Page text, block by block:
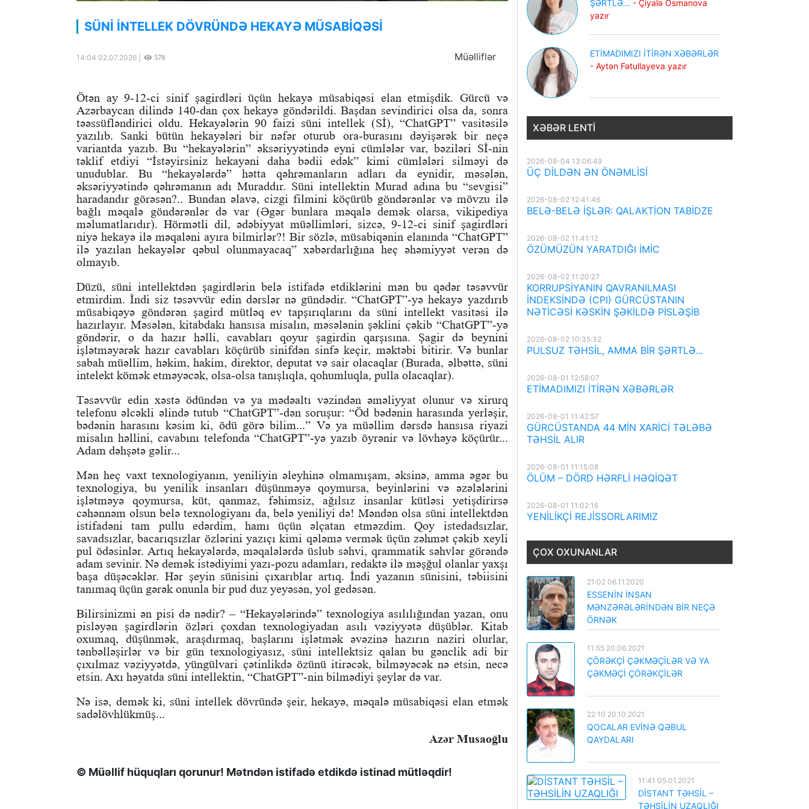
SÜNİ İNTELLEK DÖVRÜNDƏ HEKAYƏ MÜSABİQƏSİ
14:04 02.07.2026 | 579 Müəlliflər
Ötən ay 9-12-ci sinif şagirdləri üçün hekayə müsabiqəsi elan etmişdik. Gürcü və
Azərbaycan dilində 140-dan çox hekayə göndərildi. Başdan sevindirici olsa da, sonra
təəssüfləndirici oldu. Hekayələrin 90 faizi süni intellek (Sİ), “ChatGPT” vasitəsilə
yazılıb. Sanki bütün hekayələri bir nəfər oturub ora-burasını dəyişərək bir neçə
variantda yazıb. Bu “hekayələrin” əksəriyyətində eyni cümlələr var, bəziləri Sİ-nin
təklif etdiyi “İstəyirsiniz hekayəni daha bədii edək” kimi cümlələri silməyi də
unudublar. Bu “hekayələrdə” hətta qəhrəmanların adları da eynidir, məsələn,
əksəriyyətində qəhrəmanın adı Muraddır. Süni intellektin Murad adına bu “sevgisi”
haradandır görəsən?.. Bundan əlavə, cizgi filmini köçürüb göndərənlər və mövzu ilə
bağlı məqalə göndərənlər də var (Əgər bunlara məqalə demək olarsa, vikipediya
məlumatlarıdır). Hörmətli dil, ədəbiyyat müəllimləri, sizcə, 9-12-ci sinif şagirdləri
niyə hekayə ilə məqaləni ayıra bilmirlər?! Bir sözlə, müsabiqənin elanında “ChatGPT”
ilə yazılan hekayələr qəbul olunmayacaq” xəbərdarlığına heç əhəmiyyət verən də
olmayıb.
Düzü, süni intellektdən şagirdlərin belə istifadə etdiklərini mən bu qədər təsəvvür
etmirdim. İndi siz təsəvvür edin dərslər nə gündədir. “ChatGPT”-yə hekayə yazdırıb
müsabiqəyə göndərən şagird mütləq ev tapşırıqlarını da süni intellekt vasitəsi ilə
hazırlayır. Məsələn, kitabdakı hansısa misalın, məsələnin şəklini çəkib “ChatGPT”-yə
göndərir, o da hazır həlli, cavabları qoyur şagirdin qarşısına. Şagir də beynini
işlətməyərək hazır cavabları köçürüb sinifdən sinfə keçir, məktəbi bitirir. Və bunlar
sabah müəllim, həkim, hakim, direktor, deputat və sair olacaqlar (Burada, əlbəttə, süni
intelekt kömək etməyəcək, olsa-olsa tanışlıqla, qohumluqla, pulla olacaqlar).
Təsəvvür edin xəstə ödündən və ya mədəaltı vəzindən əməliyyat olunur və xirurq
telefonu əlcəkli əlində tutub “ChatGPT”-dən soruşur: “Öd bədənin harasında yerləşir,
bədənin harasını kəsim ki, ödü görə bilim...” Və ya müəllim dərsdə hansısa riyazi
misalın həllini, cavabını telefonda “ChatGPT”-yə yazıb öyrənir və lövhəyə köçürür...
Adam dəhşətə gəlir...
Mən heç vaxt texnologiyanın, yeniliyin əleyhinə olmamışam, əksinə, amma əgər bu
texnologiya, bu yenilik insanları düşünməyə qoymursa, beyinlərini və əzələlərini
işlətməyə qoymursa, küt, qanmaz, fəhimsiz, ağılsız insanlar kütləsi yetişdirirsə
cəhənnəm olsun belə texnologiyanı da, belə yeniliyi də! Məndən olsa süni intellektdən
istifadəni tam pullu edərdim, hamı üçün əlçatan etməzdim. Qoy istedadsızlar,
savadsızlar, bacarıqsızlar özlərini yazıçı kimi qələmə vermək üçün zəhmət çəkib xeyli
pul ödəsinlər. Artıq hekayələrdə, məqalələrdə üslub səhvi, qrammatik səhvlər görəndə
adam sevinir. Nə demək istədiyimi yazı-pozu adamları, redaktə ilə məşğul olanlar yaxşı
başa düşəcəklər. Hər şeyin sünisini çıxarıblar artıq. İndi yazanın sünisini, təbiisini
tanımaq üçün gərək onunla bir pud duz yeyəsən, yol gedəsən.
Bilirsinizmi ən pisi də nədir? – “Hekayələrində” texnologiya asılılığından yazan, onu
pisləyən şagirdlərin özləri çoxdan texnologiyadan asılı vəziyyətə düşüblər. Kitab
oxumaq, düşünmək, araşdırmaq, başlarını işlətmək əvəzinə hazırın naziri olurlar,
tənbəlləşirlər və bir gün texnologiyasız, süni intellektsiz qalan bu gənclik adi bir
çıxılmaz vəziyyətdə, yüngülvari çətinlikdə özünü itirəcək, bilməyəcək nə etsin, necə
etsin. Axı həyatda süni intellektin, “ChatGPT”-nin bilmədiyi şeylər də var.
Nə isə, demək ki, süni intellek dövründə şeir, hekayə, məqalə müsabiqəsi elan etmək
sadəlövhlükmüş...
Azər Musaoğlu
© Müəllif hüquqları qorunur! Mətndən istifadə etdikdə istinad mütləqdir!
ŞƏRTLƏ... - Çiyalə Osmanova
yazır
ETİMADIMIZI İTİRƏN XƏBƏRLƏR
- Aytən Fətullayeva yazır
XƏBƏR LENTI
2026-08-04 13:06:49
ÜÇ DİLDƏN ƏN ÖNƏMLİSİ
2026-08-02 12:41:46
BELƏ-BELƏ İŞLƏR: QALAKTİON TABİDZE
2026-08-02 11:41:12
ÖZÜMÜZÜN YARATDIĞI İMİC
2026-08-02 11:20:27
KORRUPSİYANIN QAVRANILMASI
İNDEKSİNDƏ (CPI) GÜRCÜSTANIN
NƏTİCƏSİ KƏSKİN ŞƏKİLDƏ PİSLƏŞİB
2026-08-02 10:35:32
PULSUZ TƏHSİL, AMMA BİR ŞƏRTLƏ...
2026-08-01 12:58:07
ETİMADIMIZI İTİRƏN XƏBƏRLƏR
2026-08-01 11:42:57
GÜRCÜSTANDA 44 MİN XARİCİ TƏLƏBƏ
TƏHSİL ALIR
2026-08-01 11:15:08
ÖLÜM – DÖRD HƏRFLİ HƏQİQƏT
2026-08-01 11:02:16
YENİLİKÇİ REJİSSORLARIMIZ
ÇOX OXUNANLAR
21:02 06.11.2020
ESSENİN İNSAN
MƏNZƏRƏLƏRİNDƏN BİR NEÇƏ
ÖRNƏK
11:55 20.06.2021
ÇÖRƏKÇİ ÇƏKMƏÇİLƏR VƏ YA
ÇƏKMƏÇİ ÇÖRƏKÇİLƏR
22:10 20.10.2021
QOCALAR EVİNƏ QƏBUL
QAYDALARI
11:41 05.01.2021
DİSTANT TƏHSİL –
TƏHSİLİN UZAQLIĞI